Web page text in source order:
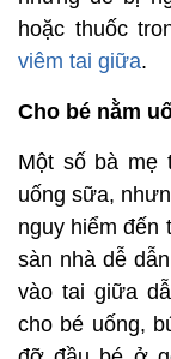
hoặc thuốc
viêm tai giữa.
Cho bé nằm
Một số bà mẹ
uống sữa,
nguy hiểm đến
sàn nhà dễ
vào tai giữa
cho bé uống,